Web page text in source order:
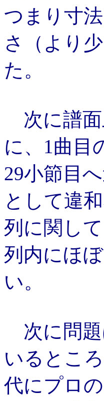
つまり寸
さ（より
た。
次に譜面
に、1曲目
29小節目
として違
列に関し
列内にほ
い。
次に問題
いるとこ
代にプロ